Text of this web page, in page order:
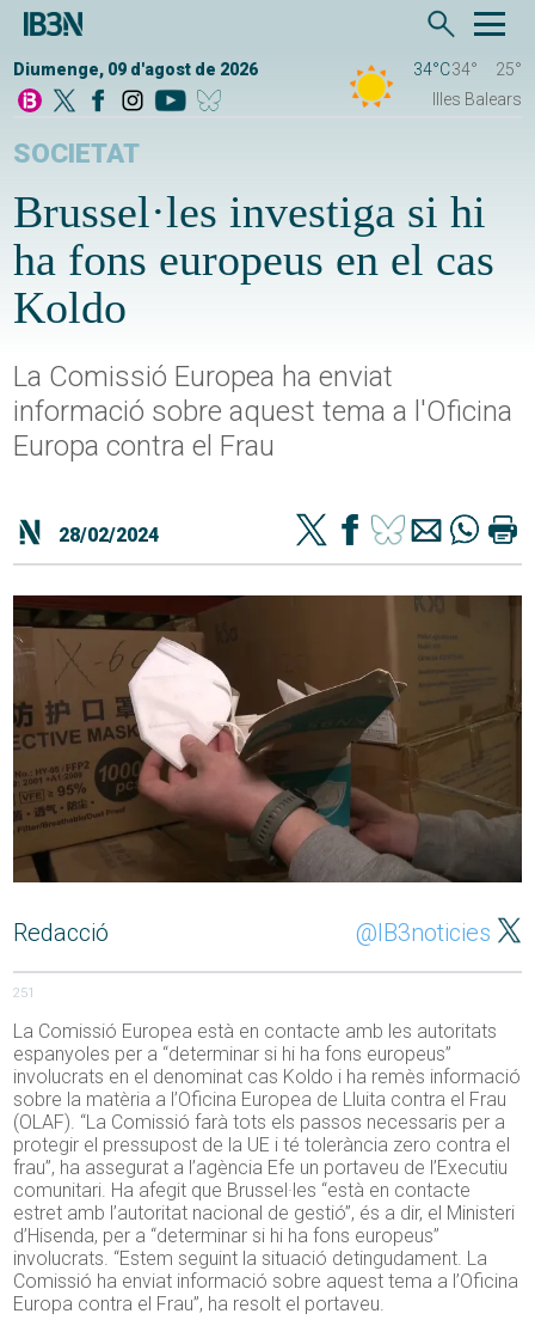
Diumenge, 09 d'agost de 2026 34°C34°
25°
Illes Balears
SOCIETAT
Brussel·les investiga si hi
ha fons europeus en el cas
Koldo
La Comissió Europea ha enviat
informació sobre aquest tema a l'Oficina
Europa contra el Frau
28/02/2024
Redacció @IB3noticies
251
La Comissió Europea està en contacte amb les autoritats
espanyoles per a “determinar si hi ha fons europeus”
involucrats en el denominat cas Koldo i ha remès informació
sobre la matèria a l’Oficina Europea de Lluita contra el Frau
(OLAF). “La Comissió farà tots els passos necessaris per a
protegir el pressupost de la UE i té tolerància zero contra el
frau”, ha assegurat a l’agència Efe un portaveu de l’Executiu
comunitari. Ha afegit que Brussel·les “està en contacte
estret amb l’autoritat nacional de gestió”, és a dir, el Ministeri
d’Hisenda, per a “determinar si hi ha fons europeus”
involucrats. “Estem seguint la situació detingudament. La
Comissió ha enviat informació sobre aquest tema a l’Oficina
Europa contra el Frau”, ha resolt el portaveu.